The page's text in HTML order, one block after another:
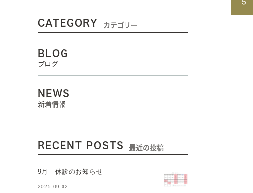
CATEGORY カテゴリー
BLOG
ブログ
NEWS
新着情報
RECENT POSTS 最近の投稿
9月 休診のお知らせ
2025.09.02